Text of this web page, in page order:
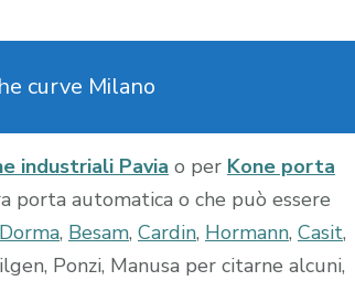
curve Milano
industriali Pavia o per Kone porta
porta automatica o che può essere
Dorma, Besam, Cardin, Hormann, Casit,
Ponzi, Manusa per citarne alcuni,